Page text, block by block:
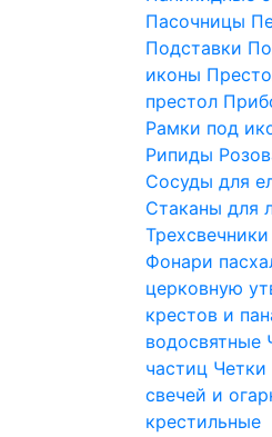
Пасочницы
Подставки
иконы
престол
Рамки под
Рипиды
Сосуды для
Стаканы для
Трехсвечники
Фонари
церковную
крестов и
водосвятные
частиц Четки
свечей и
крестильные